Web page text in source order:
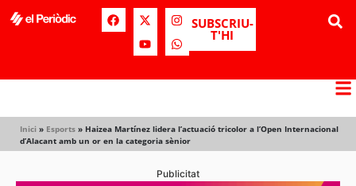
SUBSCRIU-
T'HI
Inici » Esports » Haizea Martínez lidera l’actuació tricolor a l’Open Internacional
d’Alacant amb un or en la categoria sènior
Publicitat